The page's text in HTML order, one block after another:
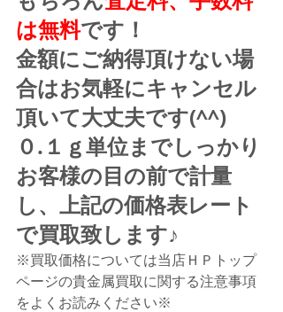
は無料です！
金額にご納得頂けない場
合はお気軽にキャンセル
頂いて大丈夫です(^^)
０.１ｇ単位までしっかり
お客様の目の前で計量
し、上記の価格表レート
で買取致します♪
※買取価格については当店ＨＰトップ
ページの貴金属買取に関する注意事項
をよくお読みください※